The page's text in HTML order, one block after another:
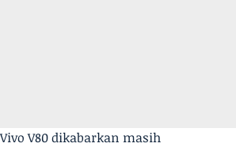
V80 dikabarkan masih